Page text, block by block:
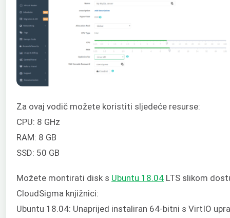
Za ovaj vodič možete koristiti sljedeće resurse:
CPU: 8 GHz
RAM: 8 GB
SSD: 50 GB
Možete montirati disk s Ubuntu 18.04 LTS slikom
CloudSigma knjižnici:
Ubuntu 18.04: Unaprijed instaliran 64-bitni s VirtIO